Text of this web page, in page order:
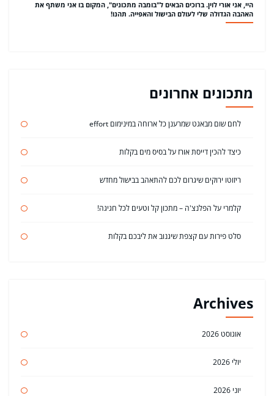
היי, אני אורי לוין. ברוכים הבאים ל"בומבה מתכונים", המקום בו אני משתף את
האהבה הגדולה שלי לעולם הבישול והאפייה. תהנו!
מתכונים אחרונים
לחם שום מבאגט שמרענן כל ארוחה במינימום effort
כיצד להכין דייסת אורז על בסיס מים בקלות
ריזוטו ירוקים שיגרום לכם להתאהב בבישול מחדש
קלמרי על הפלנצ'ה – מתכון קל וטעים לכל חגיגה!
סלט פירות עם קצפת שיגנוב את ליבכם בקלות
Archives
אוגוסט 2026
יולי 2026
יוני 2026